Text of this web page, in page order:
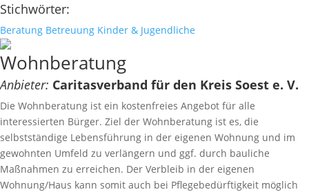
Stichwörter:
Beratung Betreuung Kinder & Jugendliche
Wohnberatung
Anbieter: Caritasverband für den Kreis Soest e. V.
Die Wohnberatung ist ein kostenfreies Angebot für alle
interessierten Bürger. Ziel der Wohnberatung ist es, die
selbstständige Lebensführung in der eigenen Wohnung und im
gewohnten Umfeld zu verlängern und ggf. durch bauliche
Maßnahmen zu erreichen. Der Verbleib in der eigenen
Wohnung/Haus kann somit auch bei Pflegebedürftigkeit möglich